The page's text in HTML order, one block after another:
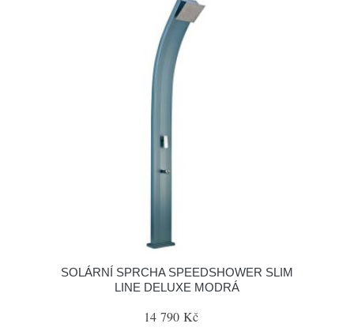
SOLÁRNÍ SPRCHA SPEEDSHOWER SLIM
LINE DELUXE MODRÁ
14 790 Kč